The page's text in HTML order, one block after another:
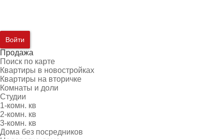
Войти
Продажа
Поиск по карте
Квартиры в новостройках
Квартиры на вторичке
Комнаты и доли
Студии
1-комн. кв
2-комн. кв
3-комн. кв
Дома без посредников